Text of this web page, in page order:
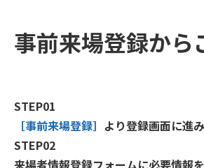
事前来場登録から
STEP01
［事前来場登録］ より登録画面に進
STEP02
来場者情報登録フォームに必要情報